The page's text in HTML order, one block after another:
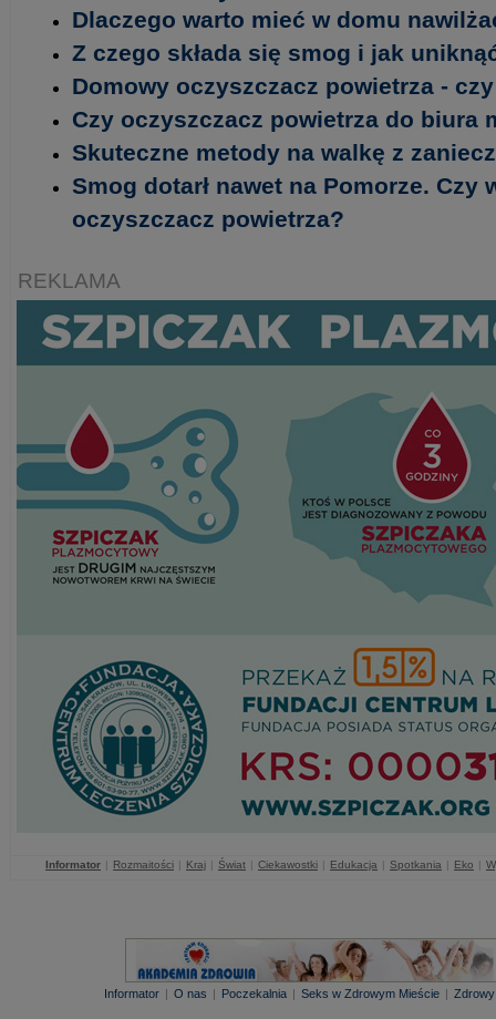
Dlaczego warto mieć w domu
Z czego składa się smog i jak
Domowy oczyszczacz powietrza -
Czy oczyszczacz powietrza do biura
Skuteczne metody na walkę z
Smog dotarł nawet na Pomorze. Czy
oczyszczacz powietrza?
REKLAMA
Informator | Rozmaitości | Kraj | Świat | Ciekawostki | Edukacja | Spotkania | Eko |
Informator | O nas | Poczekalnia | Seks w Zdrowym Mieście |